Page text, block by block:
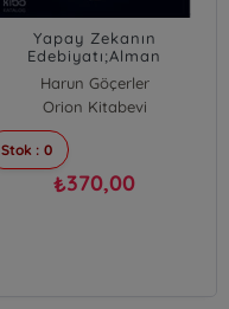
Yapay Zekanın
Edebiyatı;Alman
Yazınından Örnekler
Harun Göçerler
Orion Kitabevi
Stok : 0
₺370,00